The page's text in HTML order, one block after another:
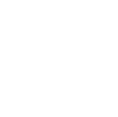
없음을 강조한다. 하나
품을 형성하는 과정 역
. 이 책은 단순한 성품